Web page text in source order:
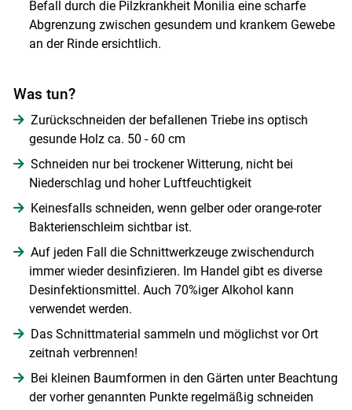
Befall durch die Pilzkrankheit Monilia eine scharfe
Abgrenzung zwischen gesundem und krankem Gewebe
an der Rinde ersichtlich.
Was tun?
Zurückschneiden der befallenen Triebe ins optisch
gesunde Holz ca. 50 - 60 cm
Schneiden nur bei trockener Witterung, nicht bei
Niederschlag und hoher Luftfeuchtigkeit
Keinesfalls schneiden, wenn gelber oder orange-roter
Bakterienschleim sichtbar ist.
Auf jeden Fall die Schnittwerkzeuge zwischendurch
immer wieder desinfizieren. Im Handel gibt es diverse
Desinfektionsmittel. Auch 70%iger Alkohol kann
verwendet werden.
Das Schnittmaterial sammeln und möglichst vor Ort
zeitnah verbrennen!
Bei kleinen Baumformen in den Gärten unter Beachtung
der vorher genannten Punkte regelmäßig schneiden